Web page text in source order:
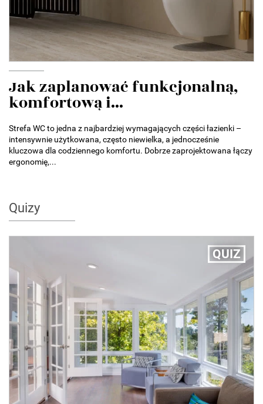
Jak zaplanować funkcjonalną,
komfortową i...
Strefa WC to jedna z najbardziej wymagających części łazienki –
intensywnie użytkowana, często niewielka, a jednocześnie
kluczowa dla codziennego komfortu. Dobrze zaprojektowana łączy
ergonomię,...
Quizy
QUIZ